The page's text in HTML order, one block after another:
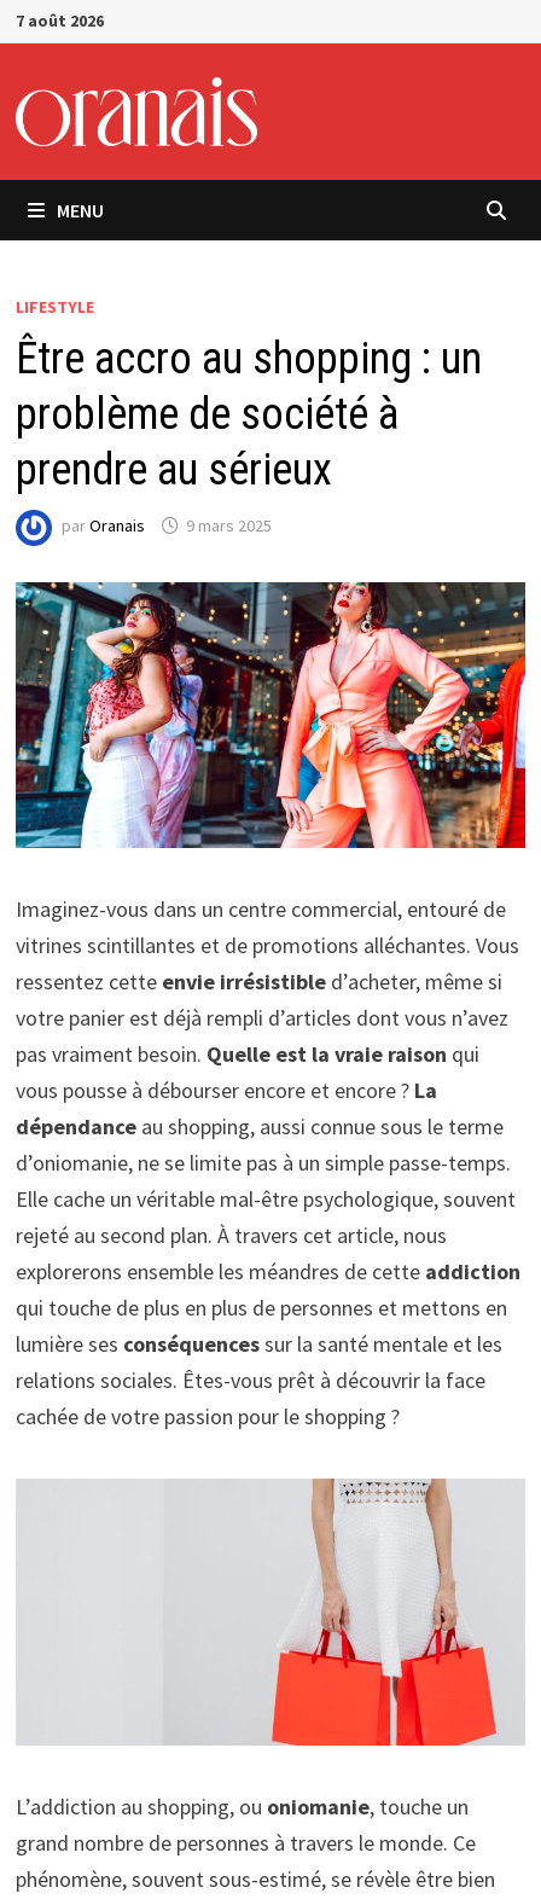
Passer
au
7 août 2026
MENU
LIFESTYLE
Être accro au shopping : un
problème de société à
prendre au sérieux
parOranais 9 mars 2025
Imaginez-vous dans un centre commercial, entouré de
vitrines scintillantes et de promotions alléchantes. Vous
ressentez cette envie irrésistibled’acheter, même si
votre panier est déjà rempli d’articles dont vous n’avez
pas vraiment besoin. Quelle est la vraie raison qui
vous pousse à débourser encore et encore ? La
dépendanceau shopping, aussi connue sous le terme
d’oniomanie, ne se limite pas à un simple passe-temps.
Elle cache un véritable mal-être psychologique, souvent
rejeté au second plan. À travers cet article, nous
explorerons ensemble les méandres de cette addiction
qui touche de plus en plus de personnes et mettons en
lumière ses conséquencessur la santé mentale et les
relations sociales. Êtes-vous prêt à découvrir la face
cachée de votre passion pour le shopping ?
L’addiction au shopping, ou oniomanie, touche un
grand nombre de personnes à travers le monde. Ce
phénomène, souvent sous-estimé, se révèle être bien